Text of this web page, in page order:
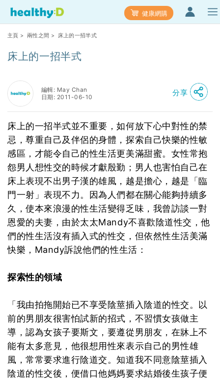
健康網購
主頁 > 兩性之間 > 床上的一招半式
床上的一招半式
編輯: May Chan
日期: 2011-06-10
分享
床上的一招半式並不重要，如何放下心中對性的禁
忌，尊重自己及伴侶的身體，探索自己快樂的性敏
感區，才能令自己的性生活更美滿甜蜜。女性常抱
怨男人想性交的時候才獻殷勤；男人也害怕自己在
床上表現不出男子漢的雄風，越是擔心，越是「臨
門一射」表現不力。因為人們都在關心能夠持續多
久，使本來浪漫的性生活變得乏味，我曾訪談一對
恩愛的夫妻，由於太太Mandy不喜歡陰道性交，他
們的性生活沒有插入式的性交，但依然性生活美滿
快樂，Mandy訴說他們的性生活：
探索性的領域
「我由拍拖開始已不享受陰莖插入陰道的性交。以
前的男朋友很害怕試新的招式，不習慣女孩做主
導，認為女孩子要斯文，要遵從男朋友，在牀上不
能有太多意見，他很想用性來表示自己的男性雄
風，常常要求進行陰道交。知道我不同意陰莖插入
陰道的性交後，便借口他媽媽要求結婚後生孩子便